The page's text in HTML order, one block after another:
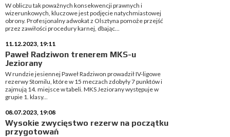
W obliczu tak poważnych konsekwencji prawnych i
wizerunkowych, kluczowe jest podjęcie natychmiastowej
obrony. Profesjonalny adwokat z Olsztyna pomoże przejść
przez zawiłości procedury karnej, dbając...
11.12.2023, 19:11
Paweł Radziwon trenerem MKS-u
Jeziorany
W rundzie jesiennej Paweł Radziwon prowadził IV-ligowe
rezerwy Stomilu, które w 15 meczach zdobyły 7 punktów i
zajmują 14. miejsce w tabeli. MKS Jeziorany występuje w
grupie 1. klasy...
08.07.2023, 19:08
Wysokie zwycięstwo rezerw na początku
przygotowań